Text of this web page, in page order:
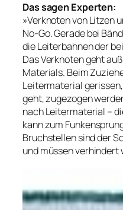
Das sagen Experten:
»Verknoten von Litzen
No-Go. Gerade bei
die Leiterbahnen der
Das Verknoten geht
Materials. Beim
Leitermaterial
geht, zugezogen
nach Leitermaterial –
kann zum
Bruchstellen sind der
und müssen verhindert